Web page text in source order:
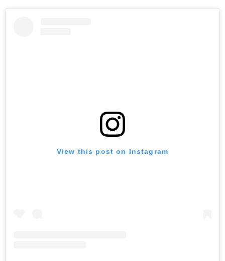
View this post on Instagram